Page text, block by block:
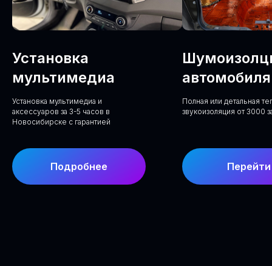
Установка
мультимедиа
Установка мультимедиа и
аксессуаров за 3-5 часов в
Новосибирске с гарантией
Подробнее
автомобиля
Полная или детальная
звукоизоляция от 3000
Перейти